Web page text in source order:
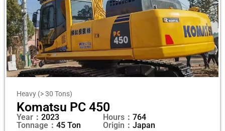
Heavy (> 30 Tons)
Komatsu PC 450
Year： 2023
Tonnage： 45 Ton
Hours： 764
Origin： Japan